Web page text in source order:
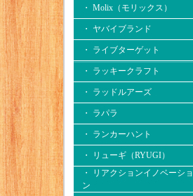
・ Molix（モリックス）
・ ヤバイブランド
・ ライブターゲット
・ ラッキークラフト
・ ラッドルアーズ
・ ラパラ
・ ランカーハント
・ リューギ（RYUGI）
・ リアクションイノベーショ
ン